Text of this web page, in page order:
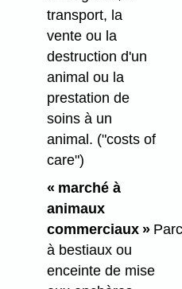
transport, la
vente ou la
destruction d'un
animal ou la
prestation de
soins à un
animal. ("costs of
care")
« marché à
animaux
commerciaux »Parc
à bestiaux ou
enceinte de mise